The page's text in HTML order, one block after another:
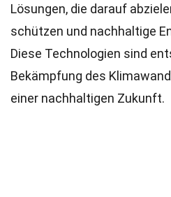
Lösungen, die darauf
schützen und nachhaltige
Diese Technologien sind
Bekämpfung des
einer nachhaltigen Zukunft.